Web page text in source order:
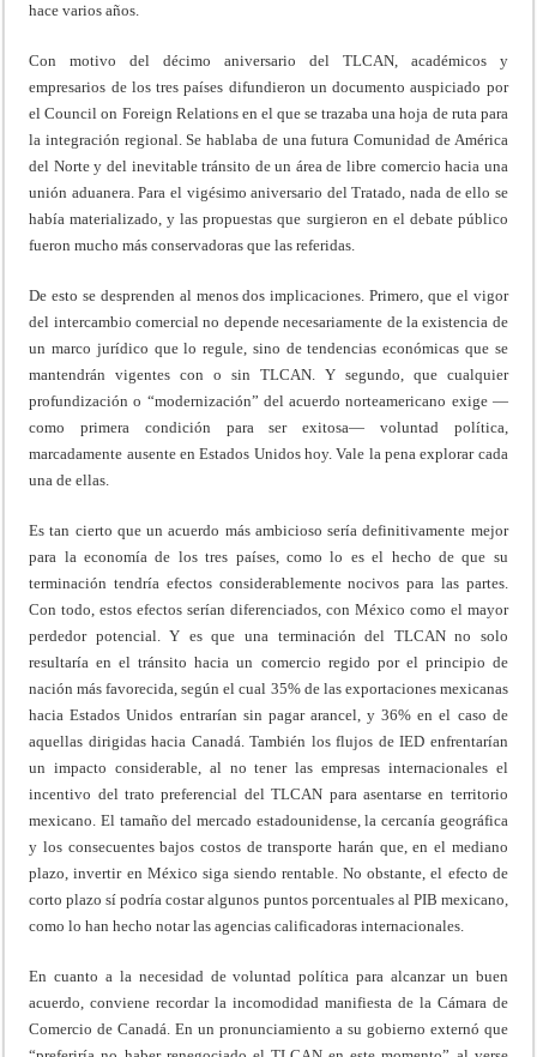
hace varios años.
Con motivo del décimo aniversario del TLCAN, académicos y
empresarios de los tres países difundieron un documento auspiciado por
el Council on Foreign Relations en el que se trazaba una hoja de ruta para
la integración regional. Se hablaba de una futura Comunidad de América
del Norte y del inevitable tránsito de un área de libre comercio hacia una
unión aduanera. Para el vigésimo aniversario del Tratado, nada de ello se
había materializado, y las propuestas que surgieron en el debate público
fueron mucho más conservadoras que las referidas.
De esto se desprenden al menos dos implicaciones. Primero, que el vigor
del intercambio comercial no depende necesariamente de la existencia de
un marco jurídico que lo regule, sino de tendencias económicas que se
mantendrán vigentes con o sin TLCAN. Y segundo, que cualquier
profundización o “modernización” del acuerdo norteamericano exige —
como primera condición para ser exitosa— voluntad política,
marcadamente ausente en Estados Unidos hoy. Vale la pena explorar cada
una de ellas.
Es tan cierto que un acuerdo más ambicioso sería definitivamente mejor
para la economía de los tres países, como lo es el hecho de que su
terminación tendría efectos considerablemente nocivos para las partes.
Con todo, estos efectos serían diferenciados, con México como el mayor
perdedor potencial. Y es que una terminación del TLCAN no solo
resultaría en el tránsito hacia un comercio regido por el principio de
nación más favorecida, según el cual 35% de las exportaciones mexicanas
hacia Estados Unidos entrarían sin pagar arancel, y 36% en el caso de
aquellas dirigidas hacia Canadá. También los flujos de IED enfrentarían
un impacto considerable, al no tener las empresas internacionales el
incentivo del trato preferencial del TLCAN para asentarse en territorio
mexicano. El tamaño del mercado estadounidense, la cercanía geográfica
y los consecuentes bajos costos de transporte harán que, en el mediano
plazo, invertir en México siga siendo rentable. No obstante, el efecto de
corto plazo sí podría costar algunos puntos porcentuales al PIB mexicano,
como lo han hecho notar las agencias calificadoras internacionales.
En cuanto a la necesidad de voluntad política para alcanzar un buen
acuerdo, conviene recordar la incomodidad manifiesta de la Cámara de
Comercio de Canadá. En un pronunciamiento a su gobierno externó que